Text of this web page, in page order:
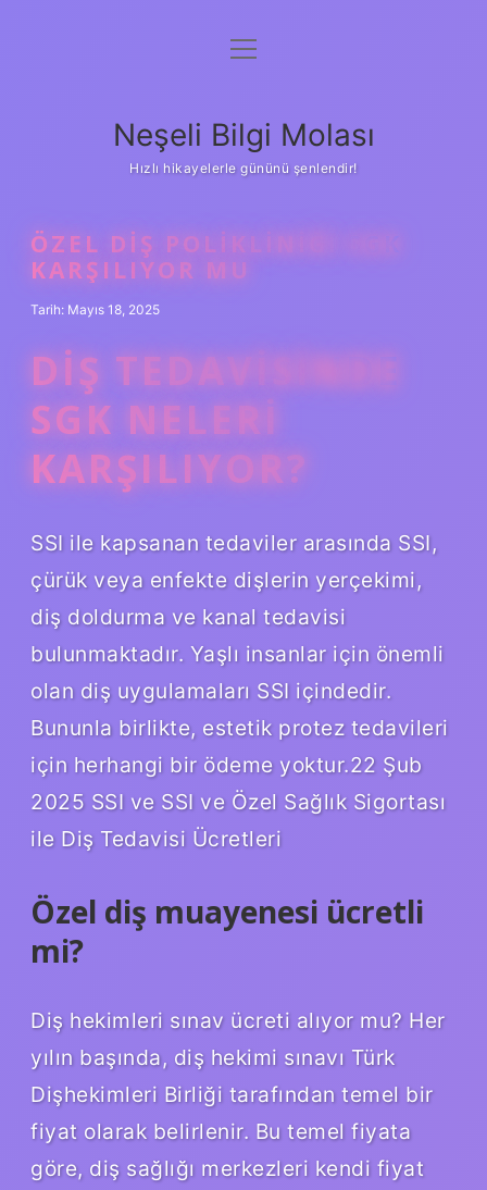
Anasayfa
Yasal Uyarı
menüyü
Neşeli Bilgi Molası
Hızlı hikayelerle gününü şenlendir!
ÖZEL DIŞ POLIKLINIĞI SGK
KARŞILIYOR MU
Tarih: Mayıs 18, 2025
DIŞ TEDAVISINDE
SGK NELERI
KARŞILIYOR?
SSI ile kapsanan tedaviler arasında SSI,
çürük veya enfekte dişlerin yerçekimi,
diş doldurma ve kanal tedavisi
bulunmaktadır. Yaşlı insanlar için önemli
olan diş uygulamaları SSI içindedir.
Bununla birlikte, estetik protez tedavileri
için herhangi bir ödeme yoktur.22 Şub
2025 SSI ve SSI ve Özel Sağlık Sigortası
ile Diş Tedavisi Ücretleri
Özel diş muayenesi ücretli
mi?
Diş hekimleri sınav ücreti alıyor mu? Her
yılın başında, diş hekimi sınavı Türk
Dişhekimleri Birliği tarafından temel bir
fiyat olarak belirlenir. Bu temel fiyata
göre, diş sağlığı merkezleri kendi fiyat